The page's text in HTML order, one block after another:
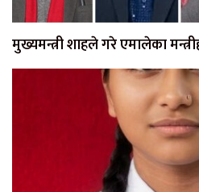
मुख्यमन्त्री शाहले गरे एमालेका